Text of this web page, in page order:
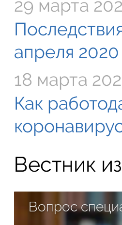
29 марта
апреля 2020
18 марта
Как
Вестник
Вопрос